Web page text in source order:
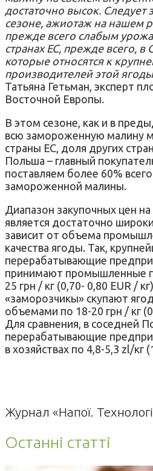
достаточно высок. Следует
сезоне, ажиотаж на нашем
прежде всего слабым
странах ЕС, прежде всего,
которые относятся к
производителей этой
Татьяна Гетьман, эксперт
Восточной Европы.
В этом сезоне, как и в
всю замороженную малину
страны ЕС, доля других
Польша – главный
поставляем более 60%
замороженной малины.
Диапазон закупочных цен
является достаточно
зависит от объема
качества ягоды. Так,
перерабатывающие
принимают промышленные
25 грн / кг (0,70- 0,80 EUR /
«заморозчикы» скупают
объемами по 18-20 грн / кг
Для сравнения, в соседней
перерабатывающие
в хозяйствах по 4,8-5,3 zl/кг
Журнал «Напої.
Останні статті